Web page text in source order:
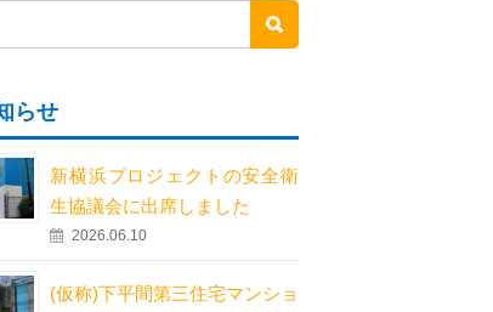
らせ
新横浜プロジェクトの安全衛
生協議会に出席しました
2026.06.10
(仮称)下平間第三住宅マンショ